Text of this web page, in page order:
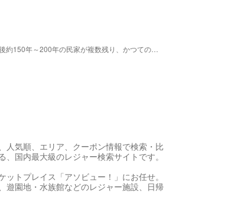
人気順、エリア、クーポン情報で検索・比
国内最大級のレジャー検索サイトです。
トプレイス「アソビュー！」にお任せ。
遊園地・水族館などのレジャー施設、日帰